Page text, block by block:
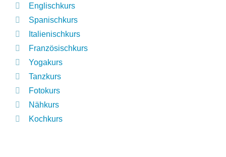
Englischkurs
Spanischkurs
Italienischkurs
Französischkurs
Yogakurs
Tanzkurs
Fotokurs
Nähkurs
Kochkurs